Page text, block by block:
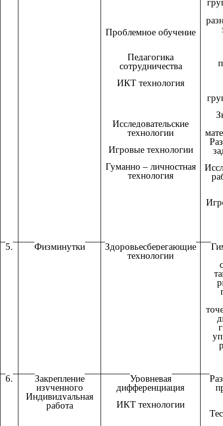
Проблемное обучение
Педагогика
сотрудничества
ИКТ технология
Исследовательские
технологии
Игровые технологии
Гуманно – личностная
технология
5. Физминутки
Здоровьесберегающие
технологии
6.
Закрепление
изученного
Индивидуальная
работа
Уровневая
дифференциация
ИКТ технологии